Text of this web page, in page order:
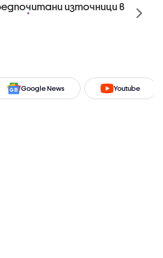
източници в
Google News Youtube